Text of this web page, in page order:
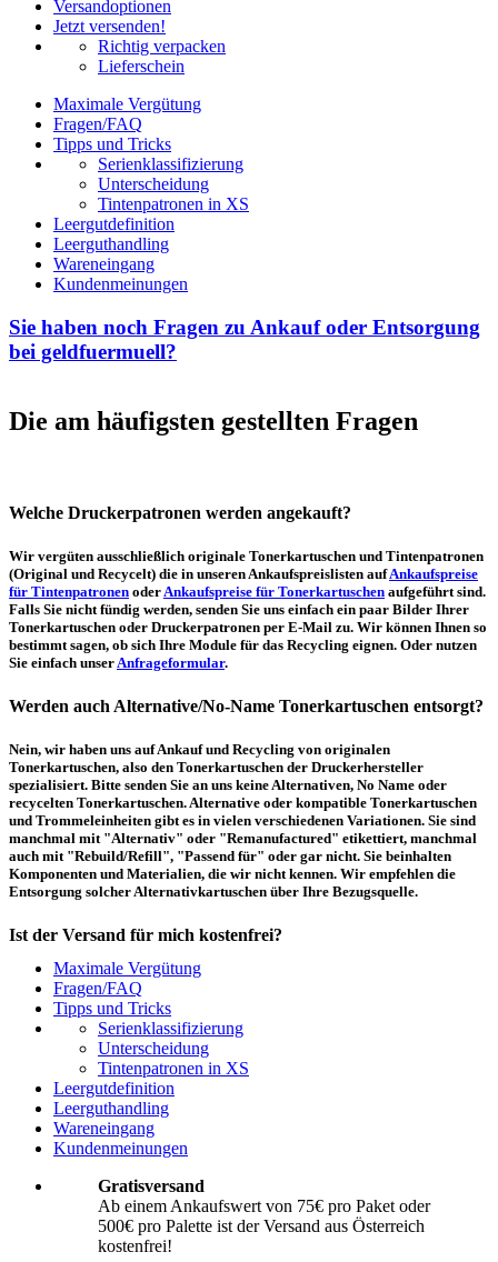
Versandoptionen
Jetzt versenden!
Richtig verpacken
Lieferschein
Maximale Vergütung
Fragen/FAQ
Tipps und Tricks
Serienklassifizierung
Unterscheidung
Tintenpatronen in XS
Leergutdefinition
Leerguthandling
Wareneingang
Kundenmeinungen
Sie haben noch Fragen zu Ankauf oder Entsorgung
bei geldfuermuell?
Die am häufigsten gestellten Fragen
Welche Druckerpatronen werden angekauft?
Wir vergüten ausschließlich originale Tonerkartuschen und Tintenpatronen
(Original und Recycelt) die in unseren Ankaufspreislisten aufAnkaufspreise
für Tintenpatronen oder Ankaufspreise für Tonerkartuschen aufgeführt sind.
Falls Sie nicht fündig werden, senden Sie uns einfach ein paar Bilder Ihrer
Tonerkartuschen oder Druckerpatronen per E-Mail zu. Wir können Ihnen so
bestimmt sagen, ob sich Ihre Module für das Recycling eignen. Oder nutzen
Sie einfach unser Anfrageformular.
Werden auch Alternative/No-Name Tonerkartuschen entsorgt?
Nein, wir haben uns auf Ankauf und Recycling von originalen
Tonerkartuschen, also den Tonerkartuschen der Druckerhersteller
spezialisiert. Bitte senden Sie an uns keine Alternativen, No Name oder
recycelten Tonerkartuschen. Alternative oder kompatible Tonerkartuschen
und Trommeleinheiten gibt es in vielen verschiedenen Variationen. Sie sind
manchmal mit "Alternativ" oder "Remanufactured" etikettiert, manchmal
auch mit "Rebuild/Refill", "Passend für" oder gar nicht. Sie beinhalten
Komponenten und Materialien, die wir nicht kennen. Wir empfehlen die
Entsorgung solcher Alternativkartuschen über Ihre Bezugsquelle.
Ist der Versand für mich kostenfrei?
Ein kostenfreier Versand aus Österreich (per Paketmarke oder Abholung) ist
erst ab einem Ankaufswert von 75,00€ pro Paket bzw. 500,00€ pro Palette
möglich. Unter diesen Werten belaufen sich die Rücksendekosten auf 10,71€
pro Paket bzw. 119,00€ pro Palette (inkl. MwSt.). Diese werden vom
eingesandten Ankaufswert abgezogen. Falls Sie die o. g. Werte nicht
erreichen, empfehlen wir Ihnen den Versand auf eigene Kosten! Unter
Versand können Sie den Versandablauf beginnen.
Wie muss ich die Kartuschen und Patronen verpacken?
sich um hochempfindliche Konstruktionen. Daher ist es wichtig, dass Sie für
eine sichere Transportverpackung sorgen. Die Verpackung muss den Inhalt
der Sendung gegen Beanspruchungen, denen sie normalerweise während des
Versandes ausgesetzt ist (z.B. durch Druck, Stoß, Fall oder Vibration) sicher
Maximale Vergütung
Fragen/FAQ
Tipps und Tricks
Serienklassifizierung
Unterscheidung
Tintenpatronen in XS
Leergutdefinition
Leerguthandling
Wareneingang
Kundenmeinungen
Gratisversand
Ab einem Ankaufswert von 75€ pro Paket oder
500€ pro Palette ist der Versand aus Österreich
kostenfrei!